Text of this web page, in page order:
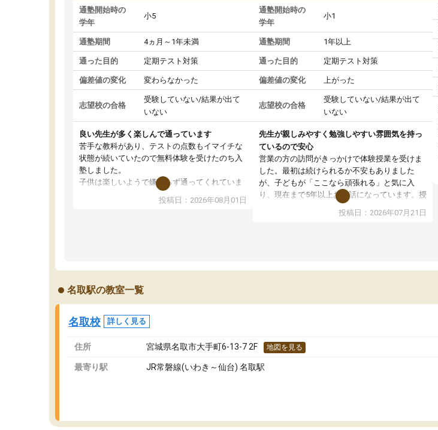
通塾開始時の
学年
小5
通塾期間 4ヵ月～1年未満
通った目的 定期テスト対策
偏差値の変化 変わらなかった
志望校の合格
受験していない/結果が出て
いない
良い先生が多く楽しんで通っています
苦手な教科があり、テストの点数もイマイチな
状態が続いていたので無料体験を受けたのち入
塾しました。
子供は楽しいようで嫌がらず通ってくれていま
先生は良い方が多く、いつも笑顔で対応して頂
ングを利用または路上駐車をするしかない点が
投稿日：2026年08月01日
通塾開始時の
学年
小1
通塾期間 1年以上
通った目的 定期テスト対策
偏差値の変化 上がった
志望校の合格
受験していない/結果が出て
いない
先生が親しみやすく勉強しやすい雰囲気を持っ
ているので安心
営業の方の訪問がきっかけで体験授業を受けま
した。最初は続けられるか不安もありました
が、子どもが「ここなら頑張れる」と気に入
り、現在まで5年以上お世話になっています。授
業はとても分かりやすく、学校とは違った解き
方や、子どもに合った覚え方・考え方を丁寧に
お世話になりたいと思える塾です。
投稿日：2026年07月21日
名取駅の教室一覧
名取校 詳しく見る
住所 宮城県名取市大手町6-13-7 2F 地図を見る
最寄り駅 JR常磐線(いわき～仙台) 名取駅